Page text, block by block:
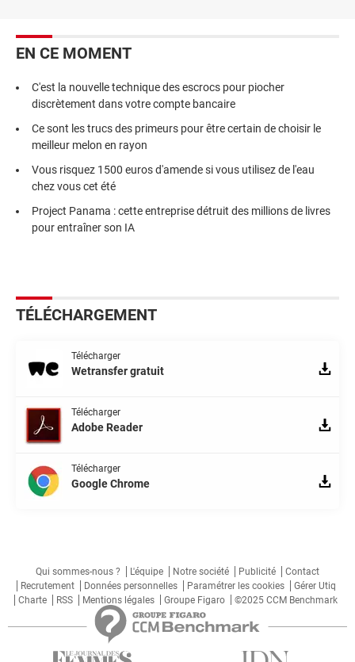
EN CE MOMENT
C'est la nouvelle technique des escrocs pour piocher
discrètement dans votre compte bancaire
Ce sont les trucs des primeurs pour être certain de choisir le
meilleur melon en rayon
Vous risquez 1500 euros d'amende si vous utilisez de l'eau
chez vous cet été
Project Panama : cette entreprise détruit des millions de livres
pour entraîner son IA
TÉLÉCHARGEMENT
Télécharger
Wetransfer gratuit
Télécharger
Adobe Reader
Télécharger
Google Chrome
Qui sommes-nous ? L'équipe Notre société Publicité
Contact
Recrutement
Données personnelles Paramétrer les cookies
Gérer Utiq
Charte
RSS Mentions légales Groupe Figaro ©2025 CCM Benchmark